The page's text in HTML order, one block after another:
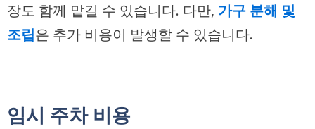
장도 함께 맡길 수 있습니다. 다만, 가구 분해 및
조립은 추가 비용이 발생할 수 있습니다.
임시 주차 비용